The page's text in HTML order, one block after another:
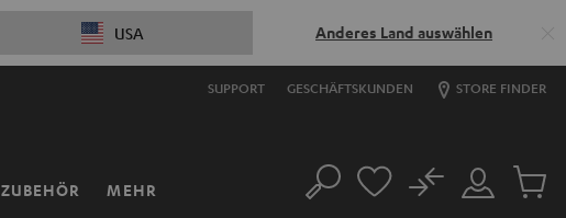
USA Anderes Land auswählen
SUPPORT GESCHÄFTSKUNDEN STORE FINDER
ZUBEHÖR MEHR Suche
Mein
No
Artikel